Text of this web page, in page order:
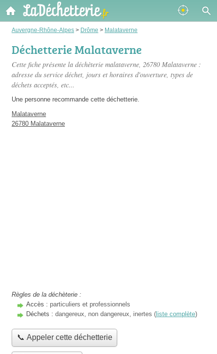
Auvergne-Rhône-Alpes > Drôme > Malataverne
Déchetterie Malataverne
Cette fiche présente la déchèterie malataverne, 26780 Malataverne :
adresse du service déchet, jours et horaires d'ouverture, types de
déchets acceptés, etc...
Une personne recommande cette déchetterie.
Malataverne
26780 Malataverne
Règles de la déchèterie :
Accès : particuliers et professionnels
Déchets : dangereux, non dangereux, inertes ( liste complète)
📞 Appeler cette déchetterie